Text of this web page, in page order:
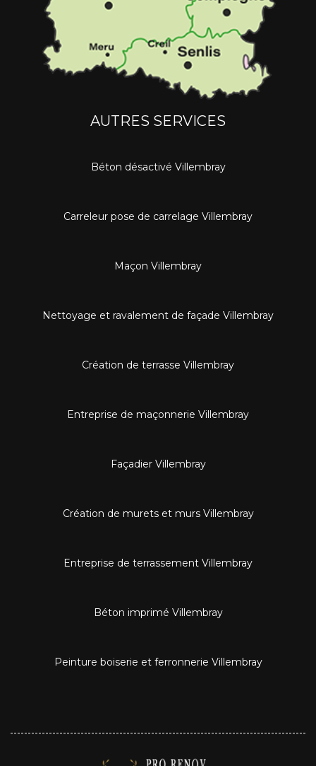
AUTRES SERVICES
Béton désactivé Villembray
Carreleur pose de carrelage Villembray
Maçon Villembray
Nettoyage et ravalement de façade Villembray
Création de terrasse Villembray
Entreprise de maçonnerie Villembray
Façadier Villembray
Création de murets et murs Villembray
Entreprise de terrassement Villembray
Béton imprimé Villembray
Peinture boiserie et ferronnerie Villembray